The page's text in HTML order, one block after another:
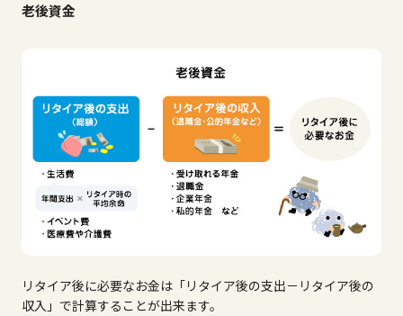
老後資金
リタイア後に必要なお金は「リタイア後の支出－リタイア後の
収入」で計算することが出来ます。